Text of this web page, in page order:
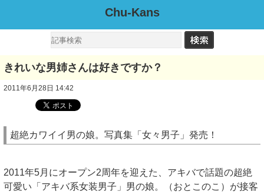
Chu-Kans
きれいな男姉さんは好きですか？
2011年6月28日 14:42
超絶カワイイ男の娘。写真集「女々男子」発売！
2011年5月にオープン2周年を迎えた、アキバで話題の超絶
可愛い「アキバ系女装男子」男の娘。（おとこのこ）が接客